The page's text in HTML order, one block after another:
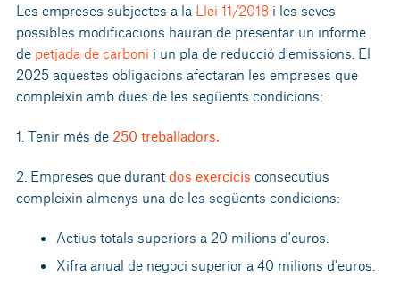
Les empreses subjectes a la Llei 11/2018 i les seves
possibles modificacions hauran de presentar un informe
de petjada de carboni i un pla de reducció d'emissions. El
2025 aquestes obligacions afectaran les empreses que
compleixin amb dues de les següents condicions:
1. Tenir més de 250 treballadors.
2. Empreses que durant dos exercicis consecutius
compleixin almenys una de les següents condicions:
Actius totals superiors a 20 milions d'euros.
Xifra anual de negoci superior a 40 milions d'euros.